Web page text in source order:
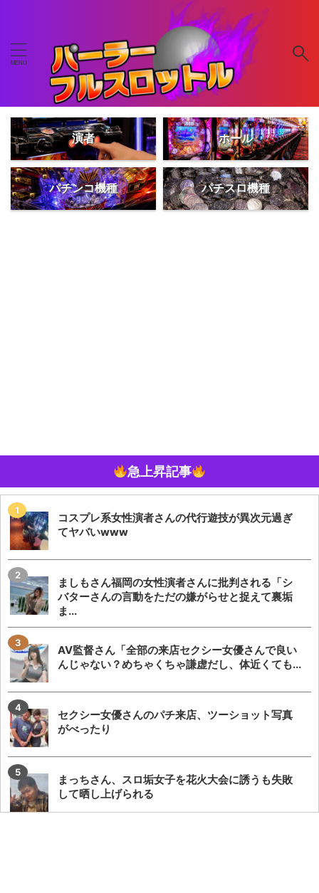
演者 ホール
パチンコ機種 パチスロ機種
急上昇記事
コスプレ系女性演者さんの代行遊技が異次元過ぎ
てヤバいwww
ましもさん福岡の女性演者さんに批判される「シ
バターさんの言動をただの嫌がらせと捉えて裏垢
ま...
AV監督さん「全部の来店セクシー女優さんで良い
んじゃない？めちゃくちゃ謙虚だし、体近くても...
セクシー女優さんのパチ来店、ツーショット写真
がべったり
まっちさん、スロ垢女子を花火大会に誘うも失敗
して晒し上げられる